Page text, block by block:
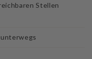
Stellen